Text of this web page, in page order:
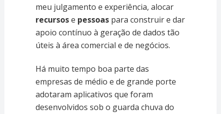
meu julgamento e experiência, alocar
recursose pessoas para construir e dar
apoio contínuo à geração de dados tão
úteis à área comercial e de negócios.
Há muito tempo boa parte das
empresas de médio e de grande porte
adotaram aplicativos que foram
desenvolvidos sob o guarda chuva do